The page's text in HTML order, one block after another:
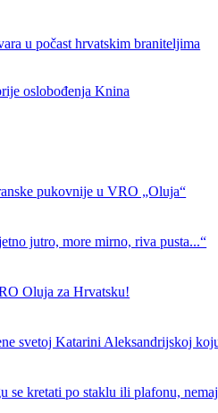
u počast hrvatskim braniteljima
oslobođenja Knina
pukovnije u VRO „Oluja“
jutro, more mirno, riva pusta...“
Oluja za Hrvatsku!
svetoj Katarini Aleksandrijskoj
kretati po staklu ili plafonu,